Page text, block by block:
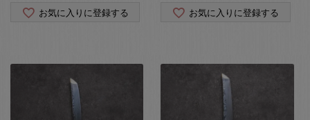
お気に入りに登録する お気に入りに登録する